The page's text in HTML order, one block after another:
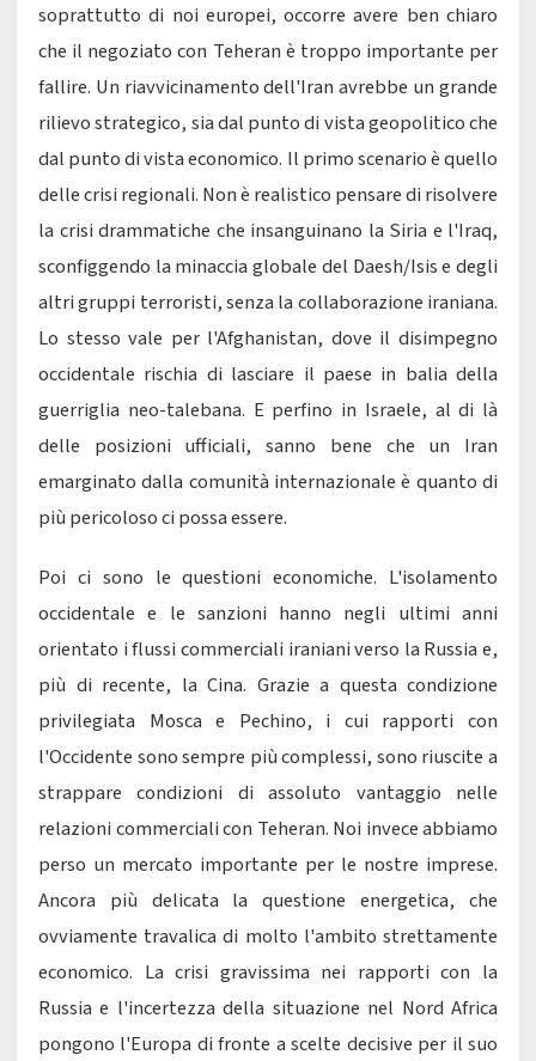
soprattutto di noi europei, occorre avere ben chiaro
che il negoziato con Teheran è troppo importante per
fallire. Un riavvicinamento dell'Iran avrebbe un grande
rilievo strategico, sia dal punto di vista geopolitico che
dal punto di vista economico. Il primo scenario è quello
delle crisi regionali. Non è realistico pensare di risolvere
la crisi drammatiche che insanguinano la Siria e l'Iraq,
sconfiggendo la minaccia globale del Daesh/Isis e degli
altri gruppi terroristi, senza la collaborazione iraniana.
Lo stesso vale per l'Afghanistan, dove il disimpegno
occidentale rischia di lasciare il paese in balia della
guerriglia neo-talebana. E perfino in Israele, al di là
delle posizioni ufficiali, sanno bene che un Iran
emarginato dalla comunità internazionale è quanto di
più pericoloso ci possa essere.
Poi ci sono le questioni economiche. L'isolamento
occidentale e le sanzioni hanno negli ultimi anni
orientato i flussi commerciali iraniani verso la Russia e,
più di recente, la Cina. Grazie a questa condizione
privilegiata Mosca e Pechino, i cui rapporti con
l'Occidente sono sempre più complessi, sono riuscite a
strappare condizioni di assoluto vantaggio nelle
relazioni commerciali con Teheran. Noi invece abbiamo
perso un mercato importante per le nostre imprese.
Ancora più delicata la questione energetica, che
ovviamente travalica di molto l'ambito strettamente
economico. La crisi gravissima nei rapporti con la
Russia e l'incertezza della situazione nel Nord Africa
pongono l'Europa di fronte a scelte decisive per il suo